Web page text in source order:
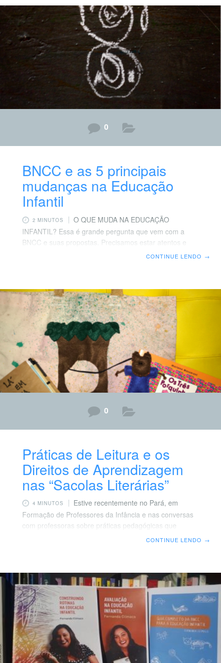
desacordo com os documentos e diretrizes que
orientam a Educação Infantil no Brasil, como observa-
se, por exemplo, nas Diretrizes Nacionais para a
Educação Infantil
0
BNCC e as 5 principais
mudanças na Educação
Infantil
2 MINUTOS
O QUE MUDA NA EDUCAÇÃO
INFANTIL? Essa é grande pergunta que vem com a
BNCC e suas propostas. Precisamos estar atentos e
abertos a uma renovação, a criação e descobertas de
aponto esses 5 principais pontos de mudança para
provocar a reflexão: BNCC sugere organização
curricular que articula Direitos de Aprendizagem e
Campos de Experiências, então, não há como pensar
CONTINUE LENDO →
0
Práticas de Leitura e os
Direitos de Aprendizagem
nas “Sacolas Literárias”
4 MINUTOS
Estive recentemente no Pará, em
Formação de Professores da Infância e nas conversas
com professoras sobre práticas pedagógicas que
garantem os 6 Direitos de Aprendizagem (Brincar,
educação infantil, que promove também a integração da
instituição com as famílias. Algumas desconheciam
esse recurso e senti a necessidade de refletir e
escrever sobre essa prática tão comum e ao mesmo
tempo tão
CONTINUE LENDO →